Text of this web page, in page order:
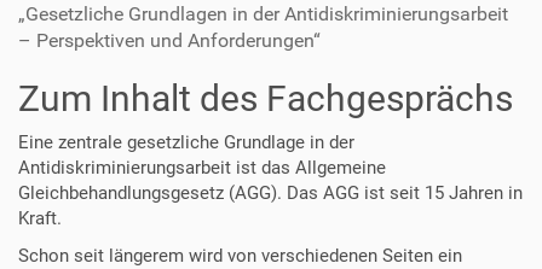
„Gesetzliche Grundlagen in der Antidiskriminierungsarbeit
– Perspektiven und Anforderungen“
Zum Inhalt des Fachgesprächs
Eine zentrale gesetzliche Grundlage in der
Antidiskriminierungsarbeit ist das Allgemeine
Gleichbehandlungsgesetz (AGG). Das AGG ist seit 15 Jahren in
Kraft.
Schon seit längerem wird von verschiedenen Seiten ein